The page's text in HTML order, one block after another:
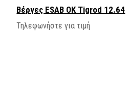
Βέργες ESAB OK Tigrod 12.64
Τηλεφωνήστε για τιμή